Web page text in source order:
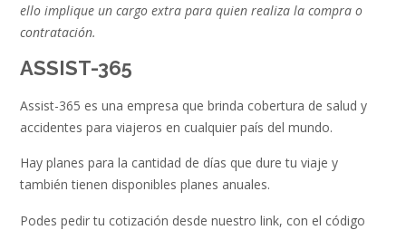
ello implique un cargo extra para quien realiza la compra o
contratación.
ASSIST-365
Assist-365 es una empresa que brinda cobertura de salud y
accidentes para viajeros en cualquier país del mundo.
Hay planes para la cantidad de días que dure tu viaje y
también tienen disponibles planes anuales.
Podes pedir tu cotización desde nuestro link, con el código